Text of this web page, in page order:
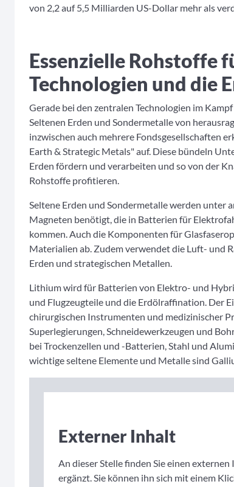
von 2,2 auf 5,5 Milliarden US-Dollar mehr als
Essenzielle Rohstoffe
Technologien und die
Gerade bei den zentralen Technologien im
Seltenen Erden und Sondermetalle von
inzwischen auch mehrere Fondsgesellschaften
Earth & Strategic Metals" auf. Diese bündeln
Erden fördern und verarbeiten und so von der
Rohstoffe profitieren.
Seltene Erden und Sondermetalle werden unter
Magneten benötigt, die in Batterien für
kommen. Auch die Komponenten für
Materialien ab. Zudem verwendet die Luft- und
Erden und strategischen Metallen.
Lithium wird für Batterien von Elektro- und
und Flugzeugteile und die Erdölraffination. Der
chirurgischen Instrumenten und medizinischer
Superlegierungen, Schneidewerkzeugen und
bei Trockenzellen und -Batterien, Stahl und
wichtige seltene Elemente und Metalle sind
Externer Inhalt
An dieser Stelle finden Sie einen
ergänzt. Sie können ihn sich mit einem